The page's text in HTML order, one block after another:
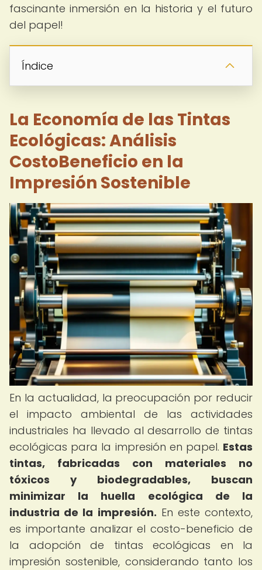
fascinante inmersión en la historia y el futuro
del papel!
Índice
La Economía de las Tintas
Ecológicas: Análisis
CostoBeneficio en la
Impresión Sostenible
En la actualidad, la preocupación por reducir
el impacto ambiental de las actividades
industriales ha llevado al desarrollo de tintas
ecológicas para la impresión en papel. Estas
tintas, fabricadas con materiales no
tóxicos y biodegradables, buscan
minimizar la huella ecológica de la
industria de la impresión. En este contexto,
es importante analizar el costo-beneficio de
la adopción de tintas ecológicas en la
impresión sostenible, considerando tanto los